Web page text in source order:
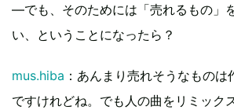
―でも、そのためには「売れるもの」
い、ということになったら？
mus.hiba ：あんまり売れそうなもの
ですけれどね。でも人の曲をリミック